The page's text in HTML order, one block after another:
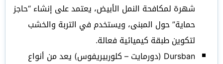
شهرة لمكافحة النمل الأبيض، يعتمد على إنشاء “حاجز
حماية” حول المبنى، ويستخدم في التربة والخشب
لتكوين طبقة كيميائية فعالة.
Dursban (دورمايت – كلوربيريفوس) يعد من أنواع